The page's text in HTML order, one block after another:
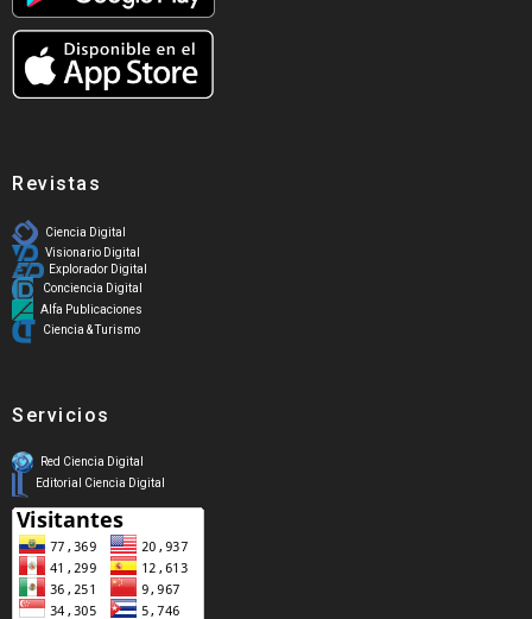
Revistas
Ciencia Digital
Visionario Digital
Explorador Digital
Conciencia Digital
Alfa Publicaciones
Ciencia & Turismo
Servicios
Red Ciencia Digital
Editorial Ciencia Digital